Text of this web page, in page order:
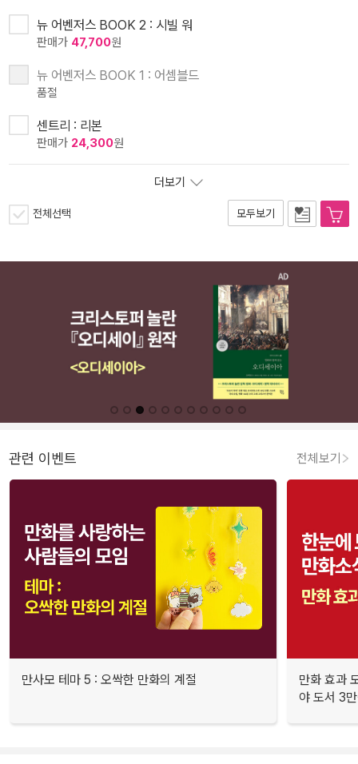
뉴 어벤저스 BOOK 2 : 시빌 워
판매가 47,700원
뉴 어벤저스 BOOK 1 : 어셈블드
품절
센트리 : 리본
판매가 24,300원
더보기
전체선택 모두보기
관련 이벤트 전체보기
만사모 테마 5 : 오싹한 만화의 계절
만화 효과
야 도서 3